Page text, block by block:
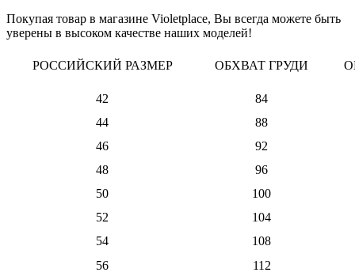
Покупая товар в магазине Violetplace, Вы всегда можете быть
уверены в высоком качестве наших моделей!
РОССИЙСКИЙ РАЗМЕР ОБХВАТ ГРУДИ
42
84
44
88
46
92
48
96
50
100
52
104
54
108
56
112